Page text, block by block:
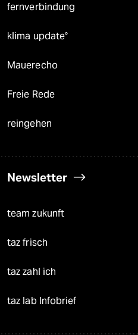
fernverbindung
klima update°
Mauerecho
Freie Rede
reingehen
Newsletter
team zukunft
taz frisch
taz zahl ich
taz lab Infobrief